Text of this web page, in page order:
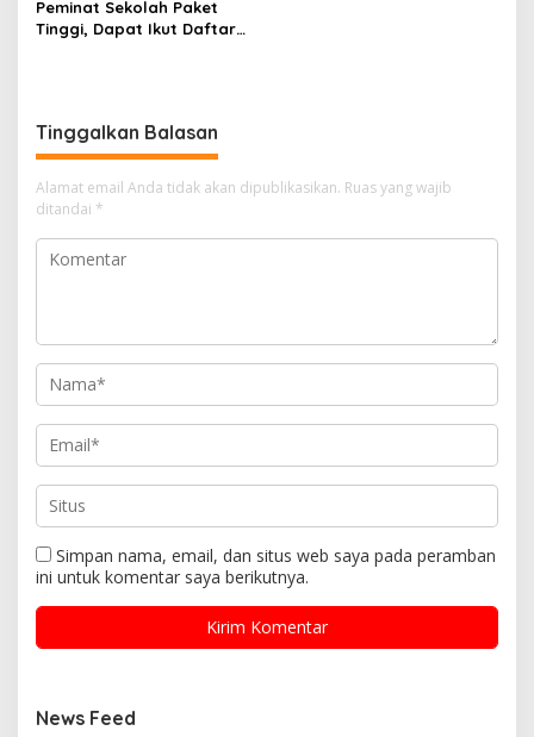
Peminat Sekolah Paket
Tinggi, Dapat Ikut Daftar
Tinggalkan Balasan
Alamat email Anda tidak akan dipublikasikan. Ruas yang wajib
ditandai *
Simpan nama, email, dan situs web saya pada peramban
ini untuk komentar saya berikutnya.
News Feed